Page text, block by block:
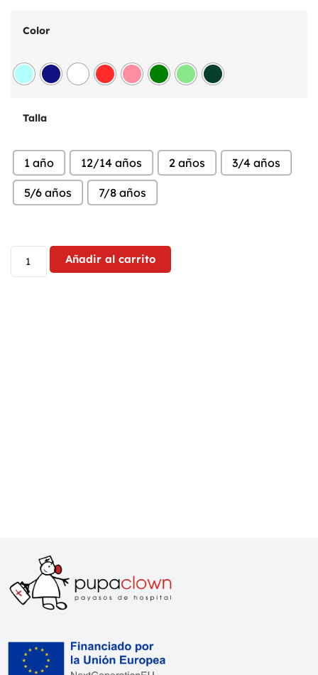
Color
Talla
1 año 12/14 años 2 años 3/4 años
5/6 años 7/8 años
Añadir al carrito